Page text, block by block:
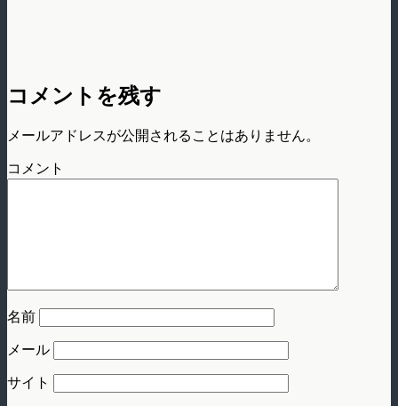
コメントを残す
メールアドレスが公開されることはありません。
コメント
名前
メール
サイト